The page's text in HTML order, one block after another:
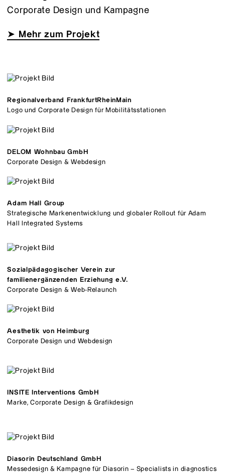
Corporate Design und Kampagne
➤ Mehr zum Projekt
Regionalverband FrankfurtRheinMain
Logo und Corporate Design für Mobilitätsstationen
DELOM Wohnbau GmbH
Corporate Design & Webdesign
Adam Hall Group
Strategische Markenentwicklung und globaler Rollout für Adam
Hall Integrated Systems
Sozialpädagogischer Verein zur
familienergänzenden Erziehung e.V.
Corporate Design & Web-Relaunch
Aesthetik von Heimburg
Corporate Design und Webdesign
INSITE Interventions GmbH
Marke, Corporate Design & Grafikdesign
Diasorin Deutschland GmbH
Messedesign & Kampagne für Diasorin – Specialists in diagnostics